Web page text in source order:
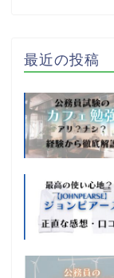
最近の投稿